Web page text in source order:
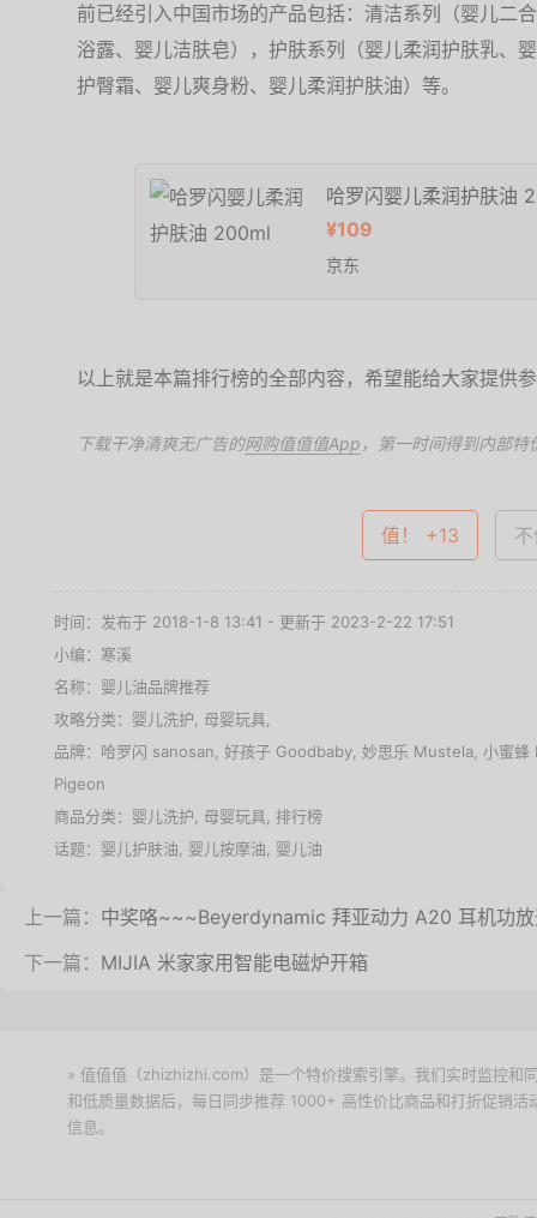
前已经引入中国市场的产品包括：清洁系列（婴儿二
浴露、婴儿洁肤皂），护肤系列（婴儿柔润护肤乳、
护臀霜、婴儿爽身粉、婴儿柔润护肤油）等。
哈罗闪婴儿柔润护肤油
¥109
京东
以上就是本篇排行榜的全部内容，希望能给大家提供
下载干净清爽无广告的网购值值值App ，第一时间得到内部特
值！ +13
时间：发布于 2018-1-8 13:41 - 更新于 2023-2-22 17:51
小编：寒溪
名称： 婴儿油品牌推荐
攻略分类： 婴儿洗护 母婴玩具
品牌： 哈罗闪 sanosan 好孩子 Goodbaby 妙思乐 Mustela 小蜜蜂
Pigeon
商品分类： 婴儿洗护 母婴玩具 排行榜
话题： 婴儿护肤油 婴儿按摩油 婴儿油
上一篇： 中奖咯~~~Beyerdynamic 拜亚动力 A20 耳机功
下一篇： MIJIA 米家家用智能电磁炉开箱
» 值值值（zhizhizhi.com）是一个特价搜索引擎。我们实时监控和
和低质量数据后，每日同步推荐 1000+ 高性价比商品和打折促销
信息。